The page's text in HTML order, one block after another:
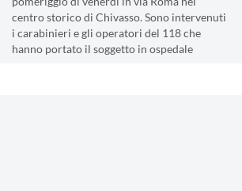
centro storico di Chivasso. Sono intervenuti
i carabinieri e gli operatori del 118 che
hanno portato il soggetto in ospedale